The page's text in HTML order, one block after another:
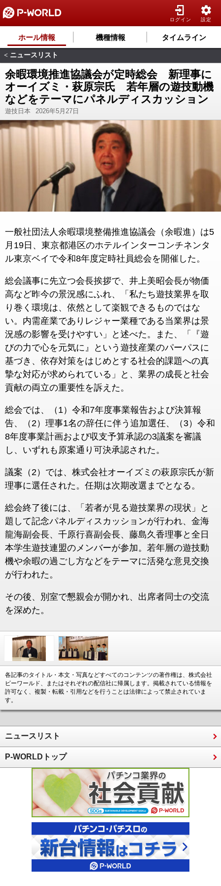
ログイン 設定
ホール情報 機種情報 タイムライン
< ニュースリスト
余暇環境推進協議会が定時総会 新理事に
オーイズミ・萩原宗氏 若年層の遊技動機
などをテーマにパネルディスカッション
遊技日本 2026年5月27日
一般社団法人余暇環境整備推進協議会（余暇進）は5
月19日、東京都港区のホテルインターコンチネンタ
ル東京ベイで令和8年度定時社員総会を開催した。
総会議事に先立つ会長挨拶で、井上美昭会長が物価
高など昨今の景況感にふれ、「私たち遊技業界を取
り巻く環境は、依然として楽観できるものではな
い。内需産業でありレジャー業種である当業界は景
況感の影響を受けやすい」と述べた。また、「『遊
びの力で心を元気に』という遊技産業のパーパスに
基づき、依存対策をはじめとする社会的課題への真
摯な対応が求められている」と、業界の成長と社会
貢献の両立の重要性を訴えた。
総会では、（1）令和7年度事業報告および決算報
告、（2）理事1名の辞任に伴う追加選任、（3）令和
8年度事業計画および収支予算承認の3議案を審議
し、いずれも原案通り可決承認された。
議案（2）では、株式会社オーイズミの萩原宗氏が新
理事に選任された。任期は次期改選までとなる。
総会終了後には、「若者が見る遊技業界の現状」と
題して記念パネルディスカッションが行われ、金海
龍海副会長、千原行喜副会長、藤島久香理事と全日
本学生遊技連盟のメンバーが参加。若年層の遊技動
機や余暇の過ごし方などをテーマに活発な意見交換
が行われた。
その後、別室で懇親会が開かれ、出席者同士の交流
を深めた。
各記事のタイトル・本文・写真などすべてのコンテンツの著作権は、株式会社
ピーワールド、またはそれぞれの配信社に帰属します。掲載されている情報を
許可なく、複製・転載・引用などを行うことは法律によって禁止されていま
す。
ニュースリスト
P-WORLDトップ